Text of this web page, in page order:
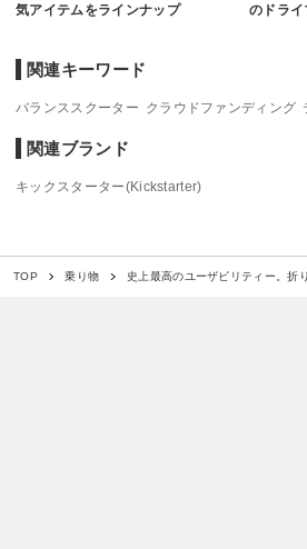
気アイテムをラインナップ
のドラ
関連キーワード
バランススクーター クラウドファンディング
関連ブランド
キックスターター(Kickstarter)
TOP 乗り物 史上最高のユーザビリティー。折